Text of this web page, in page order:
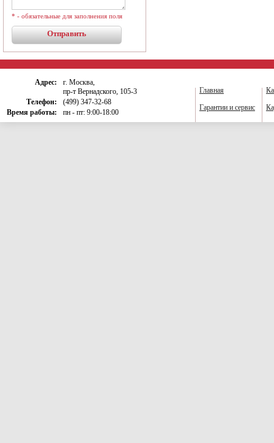
* - обязательные для заполнения поля
Адрес:
г. Москва,
пр-т Вернадского, 105-3
Телефон:
(499) 347-32-68
Время работы:
пн - пт: 9:00-18:00
Главная
Гарантии и сервис